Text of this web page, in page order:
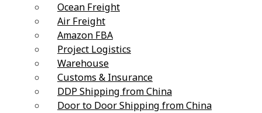
Ocean Freight
Air Freight
Amazon FBA
Project Logistics
Warehouse
Customs & Insurance
DDP Shipping from China
Door to Door Shipping from China